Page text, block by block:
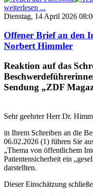
weiterlesen ...
Dienstag, 14 April 2026
Offener Brief an den
Norbert Himmler
Reaktion auf das
Sendung „ZDF
Sehr geehrter Herr Dr.
in Ihrem Schreiben an die
06.02.2026 (1) führen Sie
„Thema von öffentlichem
Patientensicherheit ein
darstellten.
Dieser Einschätzung